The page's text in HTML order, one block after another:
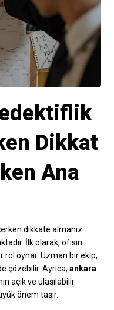
Dikkat
Ana
dikkate almanız
İlk olarak, ofisin
rol oynar. Uzman bir ekip,
çözebilir. Ayrıca,ankara
açık ve ulaşılabilir
önem taşır.